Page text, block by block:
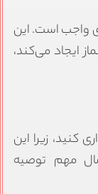
واجب است. این
ایجاد می‌کند،
کنید، زیرا این
مهم توصیه